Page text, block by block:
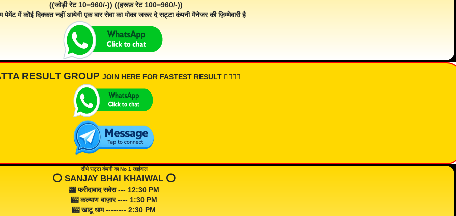
((जोड़ी रेट 10=960/-)) ((हरूफ़ रेट 100=960/-))
पेमेंट में कोई दिक्कत नहीं आयेगी एक बार सेवा का मोका जरूर दे सट्टा कंपनी मैनेजर की ज़िम्मेवारी है
RESULT GROUP JOIN HERE FOR FASTEST RESULT 👇🏾👇🏾
सीधे सट्टा कंपनी का No 1 खाईवाल
⭕️ SANJAY BHAI KHAIWAL ⭕️
🎰 फरीदाबाद सवेरा --- 12:30 PM
🎰 कल्याण बाज़ार ---- 1:30 PM
🎰 खाटू धाम -------- 2:30 PM